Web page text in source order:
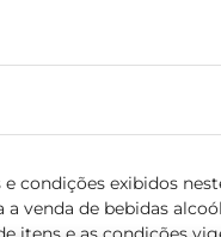
condições exibidos
de bebidas